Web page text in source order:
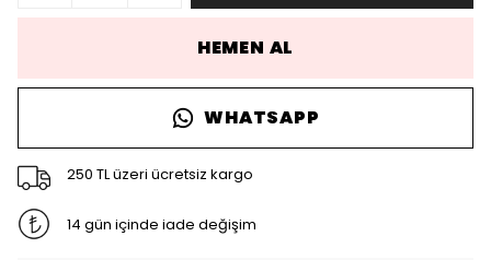
HEMEN AL
WHATSAPP
250 TL üzeri ücretsiz kargo
14 gün içinde iade değişim